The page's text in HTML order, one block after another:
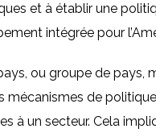
et à établir une
intégrée pour
ou groupe de pays,
mécanismes de
à un secteur. Cela